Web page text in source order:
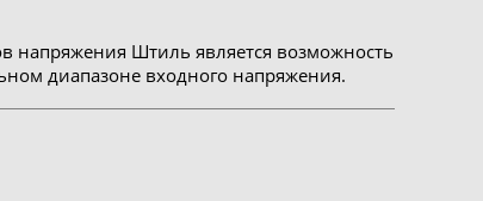
напряжения Штиль является возможность
диапазоне входного напряжения.